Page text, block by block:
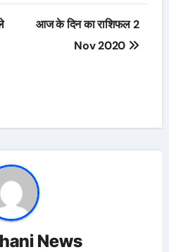
आज के दिन का राशिफल 2
Nov 2020
News